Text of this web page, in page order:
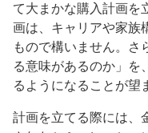
て大まかな購入計画を
画は、キャリアや家族
もので構いません。さ
る意味があるのか」を
るようになることが望
計画を立てる際には、